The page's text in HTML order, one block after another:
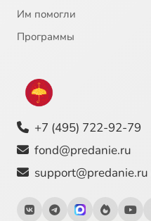
Им помогли
Программы
+7 (495) 722-92-79
fond@predanie.ru
support@predanie.ru